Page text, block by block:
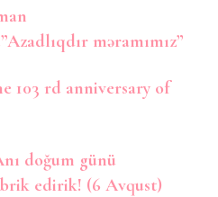
məramımız”
103 rd anniversary of
doğum günü
edirik! (6 Avqust)